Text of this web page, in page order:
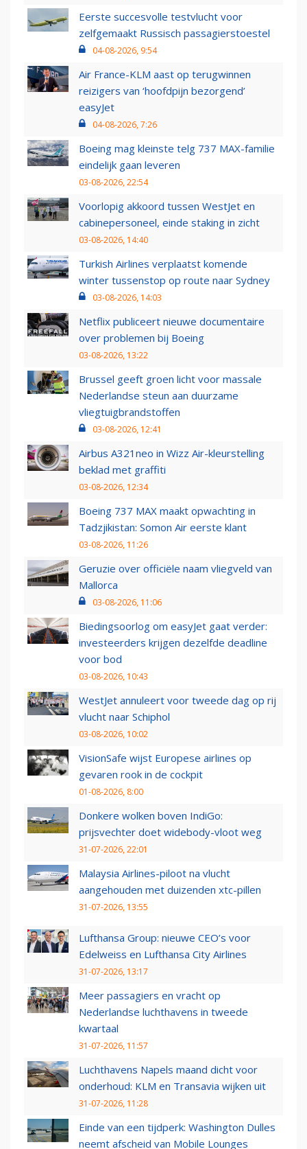
Eerste succesvolle testvlucht voor
zelfgemaakt Russisch passagierstoestel
04-08-2026, 9:54
Air France-KLM aast op terugwinnen
reizigers van ‘hoofdpijn bezorgend’
easyJet
04-08-2026, 7:26
Boeing mag kleinste telg 737 MAX-familie
eindelijk gaan leveren
03-08-2026, 22:54
Voorlopig akkoord tussen WestJet en
cabinepersoneel, einde staking in zicht
03-08-2026, 14:40
Turkish Airlines verplaatst komende
winter tussenstop op route naar Sydney
03-08-2026, 14:03
Netflix publiceert nieuwe documentaire
over problemen bij Boeing
03-08-2026, 13:22
Brussel geeft groen licht voor massale
Nederlandse steun aan duurzame
vliegtuigbrandstoffen
03-08-2026, 12:41
Airbus A321neo in Wizz Air-kleurstelling
beklad met graffiti
03-08-2026, 12:34
Boeing 737 MAX maakt opwachting in
Tadzjikistan: Somon Air eerste klant
03-08-2026, 11:26
Geruzie over officiële naam vliegveld van
Mallorca
03-08-2026, 11:06
Biedingsoorlog om easyJet gaat verder:
investeerders krijgen dezelfde deadline
voor bod
03-08-2026, 10:43
WestJet annuleert voor tweede dag op rij
vlucht naar Schiphol
03-08-2026, 10:02
VisionSafe wijst Europese airlines op
gevaren rook in de cockpit
01-08-2026, 8:00
Donkere wolken boven IndiGo:
prijsvechter doet widebody-vloot weg
31-07-2026, 22:01
Malaysia Airlines-piloot na vlucht
aangehouden met duizenden xtc-pillen
31-07-2026, 13:55
Lufthansa Group: nieuwe CEO’s voor
Edelweiss en Lufthansa City Airlines
31-07-2026, 13:17
Meer passagiers en vracht op
Nederlandse luchthavens in tweede
kwartaal
31-07-2026, 11:57
Luchthavens Napels maand dicht voor
onderhoud: KLM en Transavia wijken uit
31-07-2026, 11:28
Einde van een tijdperk: Washington Dulles
neemt afscheid van Mobile Lounges